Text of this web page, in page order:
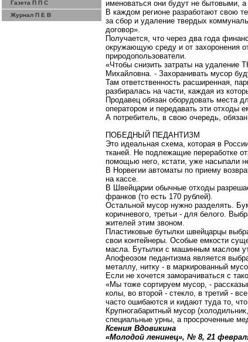
Газета П П С
Журнал П Е В
именоваться они будут не бытовыми,
В каждом регионе разработают свою
за сбор и удаление твердых
договор».
Получается, что через два года
окружающую среду и от захоронения
природопользователи.
«Чтобы снизить затраты на удаление
Михайловна. - Захоранивать мусор
Там ответственность расширенная,
разбиралась на части, каждая из
Продавец обязан оборудовать места
оператором и передавать эти отходы
А потребитель, в свою очередь,
ПОБЕДНЫЙ ПЕДАНТИЗМ
Это идеальная схема, которая в
тканей. Не подлежащие переработке
помощью него, кстати, уже насыпали
В Норвегии автоматы по приему
на кассе.
В Швейцарии обычные отходы
франков (то есть 170 рублей).
Остальной мусор нужно разделять.
коричневого, третьи - для белого.
жителей этим звоном.
Пластиковые бутылки швейцарцы
свои контейнеры. Особые емкости
масла. Бутылки с машинным маслом
Апофеозом педантизма является
металлу, нитку - в маркированный
Если не хочется заморачиваться с
«Мы тоже сортируем мусор, -
колы, во второй - стекло, в третий -
часто ошибаются и кидают туда то,
Крупногабаритный мусор
специальные урны, а просроченные
Ксения Вдовикина
«Молодой ленинец», № 8, 21